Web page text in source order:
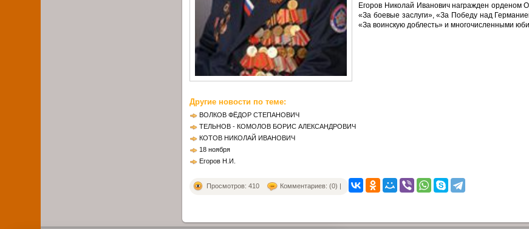
Егоров Николай Иванович награжден орденом
«За боевые заслуги», «За Победу над
«За воинскую доблесть» и многочисленными
Другие новости по теме:
ВОЛКОВ ФЁДОР СТЕПАНОВИЧ
ТЕЛЬНОВ - КОМОЛОВ БОРИС АЛЕКСАНДРОВИЧ
КОТОВ НИКОЛАЙ ИВАНОВИЧ
18 ноября
Егоров Н.И.
Просмотров: 410 Комментариев: (0) |